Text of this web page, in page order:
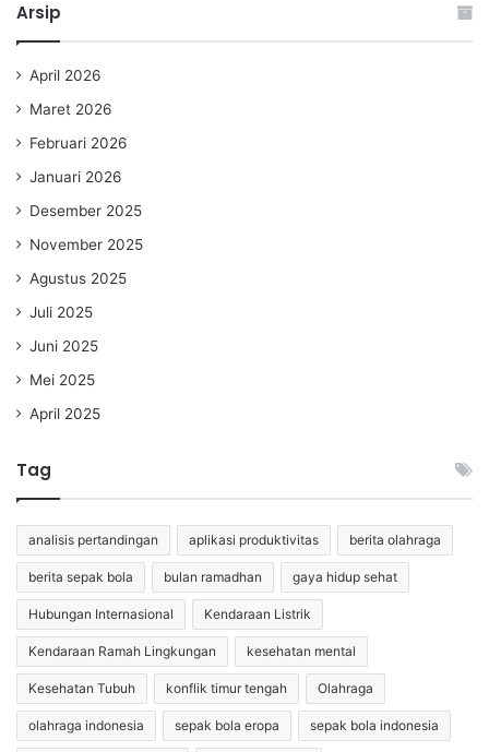
Arsip
April 2026
Maret 2026
Februari 2026
Januari 2026
Desember 2025
November 2025
Agustus 2025
Juli 2025
Juni 2025
Mei 2025
April 2025
Tag
analisis pertandingan aplikasi produktivitas berita olahraga
berita sepak bola bulan ramadhan gaya hidup sehat
Hubungan Internasional Kendaraan Listrik
Kendaraan Ramah Lingkungan kesehatan mental
Kesehatan Tubuh konflik timur tengah Olahraga
olahraga indonesia sepak bola eropa sepak bola indonesia